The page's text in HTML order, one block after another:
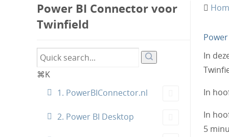
Power BI Connector voor
Twinfield
⌘K
1. PowerBIConnector.nl
2. Power BI Desktop
In
In
In
5